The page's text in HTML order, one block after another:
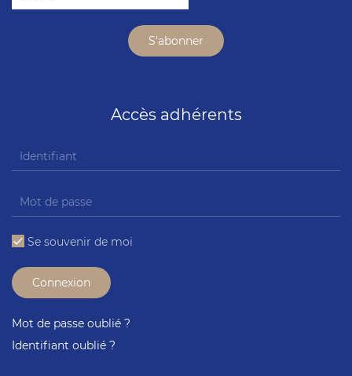
Accès adhérents
Se souvenir de moi
Connexion
Mot de passe oublié ?
Identifiant oublié ?